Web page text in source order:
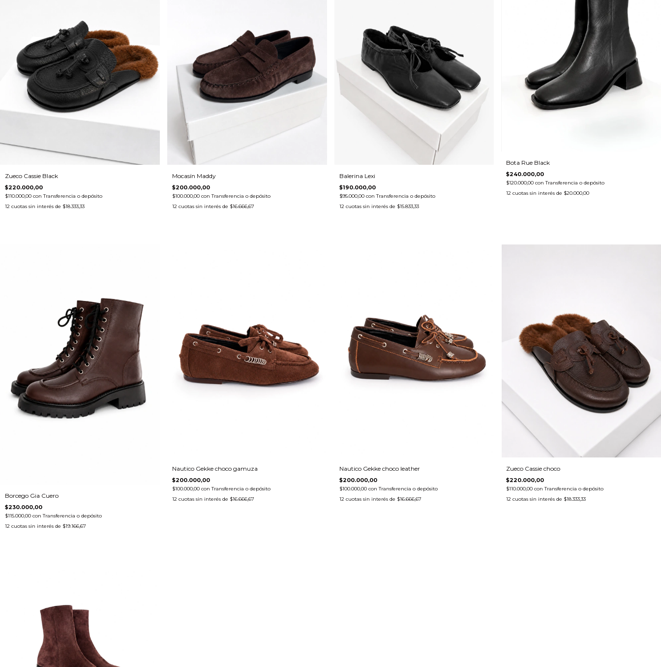
Zueco Cassie Black
$220.000,00
$110.000,00 con Transferencia o depósito
12 cuotas sin interés de $18.333,33
Mocasín Maddy
$200.000,00
$100.000,00 con Transferencia o depósito
12 cuotas sin interés de $16.666,67
Balerina Lexi
$190.000,00
$95.000,00 con Transferencia o depósito
12 cuotas sin interés de $15.833,33
Bota Rue Black
$240.000,00
$120.000,00con Transferencia o depósito
12 cuotas sin interés de $20.000,00
Borcego Gia Cuero
$230.000,00
$115.000,00 con Transferencia o depósito
12 cuotas sin interés de $19.166,67
Nautico Gekke choco gamuza
$200.000,00
$100.000,00 con Transferencia o depósito
12 cuotas sin interés de $16.666,67
Nautico Gekke choco leather
$200.000,00
$100.000,00 con Transferencia o depósito
12 cuotas sin interés de $16.666,67
Zueco Cassie choco
$220.000,00
$110.000,00con Transferencia o depósito
12 cuotas sin interés de $18.333,33